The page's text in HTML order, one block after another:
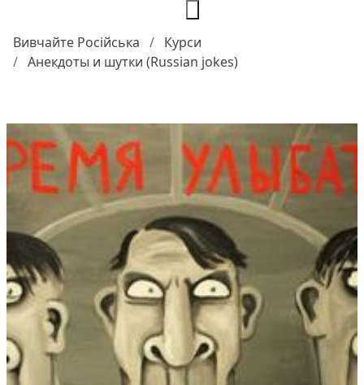
Вивчайте Російська
Курси
Анекдоты и шутки (Russian jokes)